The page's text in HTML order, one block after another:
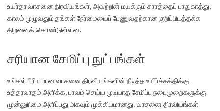
உயர்தர வாசனை திரவியங்கள், அவற்றின் மயக்கும் சாரத்தைப் பாதுகாத்து,
காலம் முழுவதும் தங்கள் நேர்மையைப் பேணுவதற்கான குறிப்பிடத்தக்க
திறனைக் கொண்டுள்ளன.
சரியான சேமிப்பு நுட்பங்கள்
உங்கள் பிரியமான வாசனை திரவியங்களின் நீடித்த உயிர்ச்சக்திக்கு
உத்தரவாதம் அளிக்க, பாவம் செய்ய முடியாத சேமிப்பு நடைமுறைகளுக்கு
முன்னுரிமை அளிப்பது மிகவும் முக்கியமானது. வாசனை திரவியங்கள்